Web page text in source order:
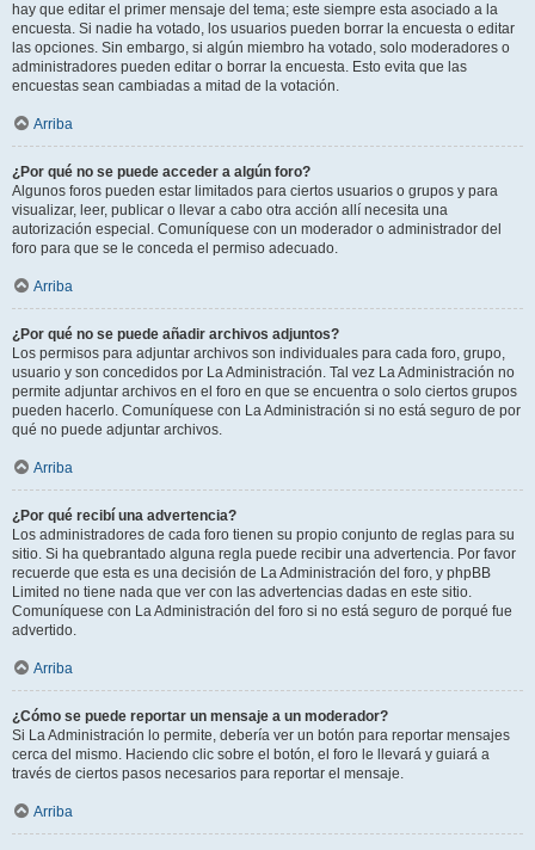
hay que editar el primer mensaje del tema; este siempre esta asociado a la
encuesta. Si nadie ha votado, los usuarios pueden borrar la encuesta o editar
las opciones. Sin embargo, si algún miembro ha votado, solo moderadores o
administradores pueden editar o borrar la encuesta. Esto evita que las
encuestas sean cambiadas a mitad de la votación.
Arriba
¿Por qué no se puede acceder a algún foro?
Algunos foros pueden estar limitados para ciertos usuarios o grupos y para
visualizar, leer, publicar o llevar a cabo otra acción allí necesita una
autorización especial. Comuníquese con un moderador o administrador del
foro para que se le conceda el permiso adecuado.
Arriba
¿Por qué no se puede añadir archivos adjuntos?
Los permisos para adjuntar archivos son individuales para cada foro, grupo,
usuario y son concedidos por La Administración. Tal vez La Administración no
permite adjuntar archivos en el foro en que se encuentra o solo ciertos grupos
pueden hacerlo. Comuníquese con La Administración si no está seguro de por
qué no puede adjuntar archivos.
Arriba
¿Por qué recibí una advertencia?
Los administradores de cada foro tienen su propio conjunto de reglas para su
sitio. Si ha quebrantado alguna regla puede recibir una advertencia. Por favor
recuerde que esta es una decisión de La Administración del foro, y phpBB
Limited no tiene nada que ver con las advertencias dadas en este sitio.
Comuníquese con La Administración del foro si no está seguro de porqué fue
advertido.
Arriba
¿Cómo se puede reportar un mensaje a un moderador?
Si La Administración lo permite, debería ver un botón para reportar mensajes
cerca del mismo. Haciendo clic sobre el botón, el foro le llevará y guiará a
través de ciertos pasos necesarios para reportar el mensaje.
Arriba